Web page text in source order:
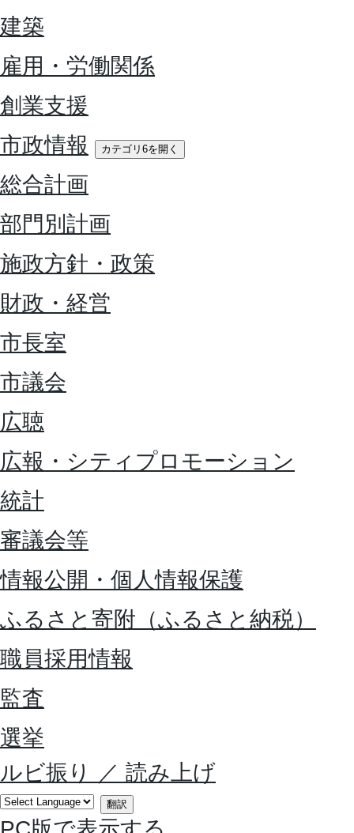
建築
雇用・労働関係
創業支援
市政情報
カテゴリ6を開く
総合計画
部門別計画
施政方針・政策
財政・経営
市長室
市議会
広聴
広報・シティプロモーション
統計
審議会等
情報公開・個人情報保護
ふるさと寄附（ふるさと納税）
職員採用情報
監査
選挙
ルビ振り
／ 読み上げ
翻訳